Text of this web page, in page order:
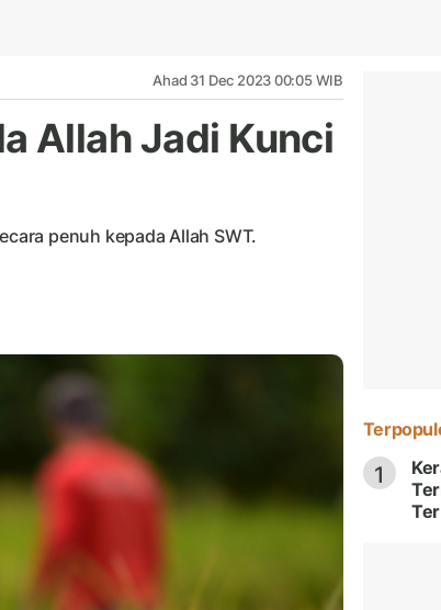
Ahad 31 Dec 2023 00:05 WIB
Allah Jadi Kunci
penuh kepada Allah SWT.
1